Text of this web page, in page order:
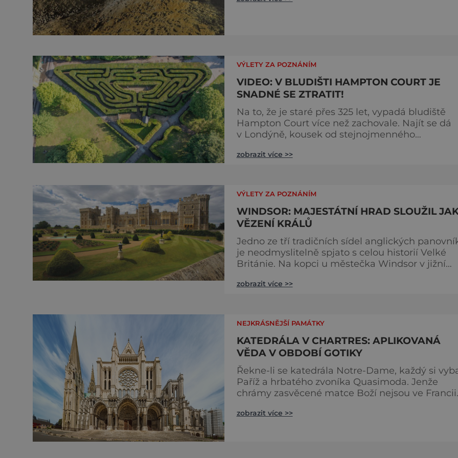
VÝLETY ZA POZNÁNÍM
VIDEO: V BLUDIŠTI HAMPTON COURT JE
SNADNÉ SE ZTRATIT!
Na to, že je staré přes 325 let, vypadá bludiště
Hampton Court více než zachovale. Najít se dá
v Londýně, kousek od stejnojmenného
1695 vydupou architekti George London (asi
skrývá se v něm 800 metrů cest. Původně se v
zobrazit více >>
VÝLETY ZA POZNÁNÍM
WINDSOR: MAJESTÁTNÍ HRAD SLOUŽIL
VĚZENÍ KRÁLŮ
Jedno ze tří tradičních sídel anglických
je neodmyslitelně spjato s celou historií Velké
Británie. Na kopci u městečka Windsor v jižní
gigantická stavba, obklopená věčně zelenými
kteří by chtěli komplex dobýt. Za bezmála 950
zobrazit více >>
NEJKRÁSNĚJŠÍ PAMÁTKY
KATEDRÁLA V CHARTRES: APLIKOVANÁ
VĚDA V OBDOBÍ GOTIKY
Řekne-li se katedrála Notre-Dame, každý si
Paříž a hrbatého zvoníka Quasimoda. Jenže
chrámy zasvěcené matce Boží nejsou ve Francii
se mohou pochlubit stejnojmennou katedrálou,
zobrazit více >>